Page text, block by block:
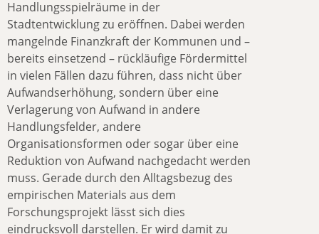
Handlungsspielräume in der
Stadtentwicklung zu eröffnen. Dabei werden
mangelnde Finanzkraft der Kommunen und –
bereits einsetzend – rückläufige Fördermittel
in vielen Fällen dazu führen, dass nicht über
Aufwandserhöhung, sondern über eine
Verlagerung von Aufwand in andere
Handlungsfelder, andere
Organisationsformen oder sogar über eine
Reduktion von Aufwand nachgedacht werden
muss. Gerade durch den Alltagsbezug des
empirischen Materials aus dem
Forschungsprojekt lässt sich dies
eindrucksvoll darstellen. Er wird damit zu